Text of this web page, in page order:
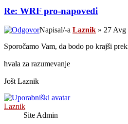
Re: WRF pro-napovedi
Napisal/-a Laznik » 27 Avg
Sporočamo Vam, da bodo po krajši
hvala za razumevanje
Jošt Laznik
Laznik
Site Admin